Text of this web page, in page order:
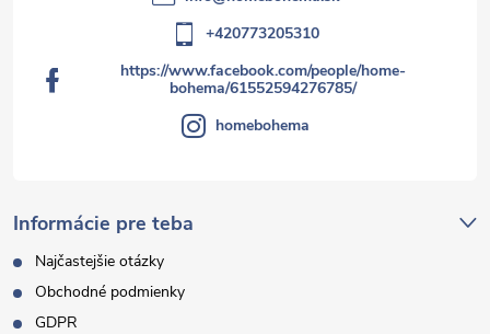
Informácie pre teba
Najčastejšie otázky
Obchodné podmienky
GDPR
+420773205310
https://www.facebook.com/people/home-
bohema/61552594276785/
homebohema